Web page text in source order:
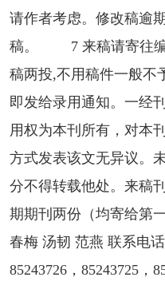
请作者考虑。修改稿逾
稿。 7 来稿请寄往编
稿两投,不用稿件一般不
即发给录用通知。一经
用权为本刊所有，对本
方式发表该文无异议。
分不得转载他处。来稿
期期刊两份（均寄给第
春梅 汤韧 范燕 联系电话
85243726，85243725